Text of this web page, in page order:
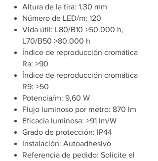
Altura de la tira: 1,30 mm
Número de LED/m: 120
Vida útil: L80/B10 >50.000 h,
L70/B50 >80.000 h
Índice de reproducción cromática
Ra: >90
Índice de reproducción cromática
R9: >50
Potencia/m: 9,60 W
Flujo luminoso por metro: 870 lm
Eficacia luminosa: >91 lm/W
Grado de protección: IP44
Instalación: Autoadhesivo
Referencia de pedido: Solicite el